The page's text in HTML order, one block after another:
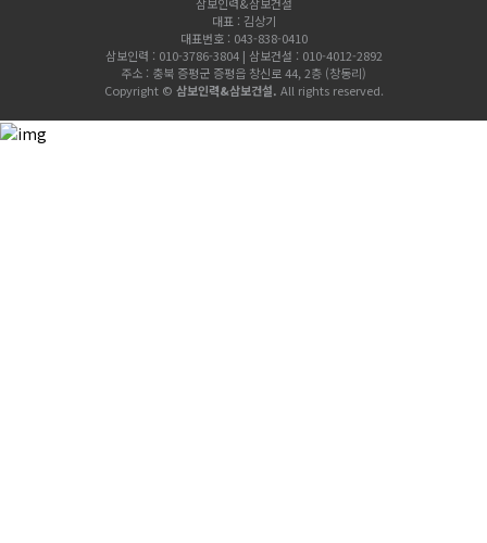
대표 : 김상기
대표번호 : 043-838-0410
삼보인력 : 010-3786-3804 | 삼보건설 : 010-4012-2892
주소 : 충북 증평군 증평읍 창신로 44, 2층 (창동리)
Copyright © 삼보인력&삼보건설. All rights reserved.